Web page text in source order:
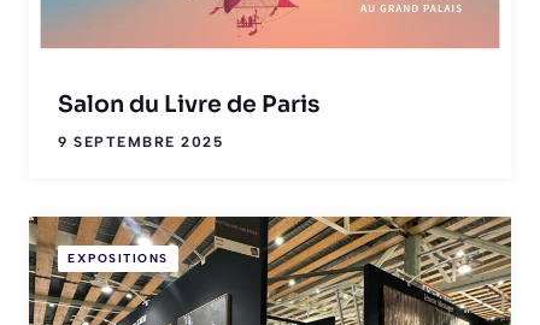
Salon du Livre de Paris
9 SEPTEMBRE 2025
EXPOSITIONS